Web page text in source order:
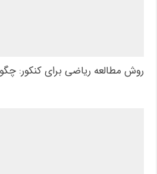
روش مطالعه ریاضی برای کنکور: